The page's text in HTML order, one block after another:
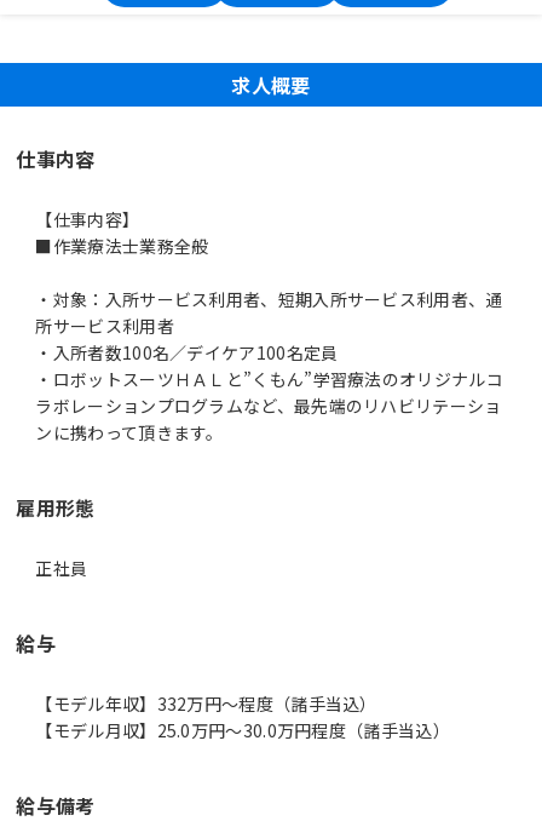
求人概要
仕事内容
【仕事内容】
■作業療法士業務全般
・対象：入所サービス利用者、短期入所サービス利用者、通
所サービス利用者
・入所者数100名／デイケア100名定員
・ロボットスーツＨＡＬと”くもん”学習療法のオリジナルコ
ラボレーションプログラムなど、最先端のリハビリテーショ
ンに携わって頂きます。
雇用形態
正社員
給与
【モデル年収】332万円〜程度（諸手当込）
【モデル月収】25.0万円〜30.0万円程度（諸手当込）
給与備考